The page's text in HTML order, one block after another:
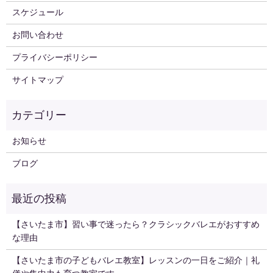
スケジュール
お問い合わせ
プライバシーポリシー
サイトマップ
お知らせ
ブログ
【さいたま市】習い事で迷ったら？クラシックバレエがおすすめ
な理由
【さいたま市の子どもバレエ教室】レッスンの一日をご紹介｜礼